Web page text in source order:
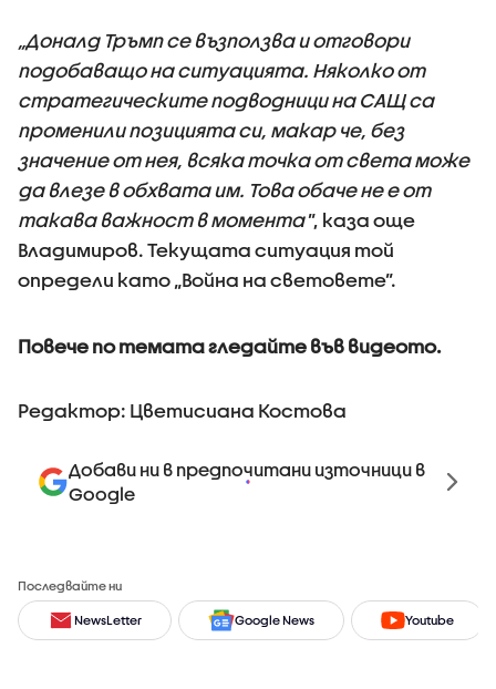
„Доналд Тръмп се възползва и отговори
подобаващо на ситуацията. Няколко от
стратегическите подводници на САЩ са
променили позицията си, макар че, без
значение от нея, всяка точка от света може
да влезе в обхвата им. Това обаче не е от
такава важност в момента”, каза още
Владимиров. Текущата ситуация той
определи като „Война на световете”.
Повече по темата гледайте във видеото.
Редактор: Цветисиана Костова
Добави ни в предпочитани източници в
Google
Последвайте ни
NewsLetter Google News Youtube